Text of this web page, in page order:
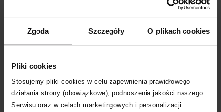
Zgoda Szczegóły O plikach cookies
Pliki cookies
Stosujemy pliki cookies w celu zapewnienia prawidłowego
działania strony (obowiązkowe), podnoszenia jakości naszego
Serwisu oraz w celach marketingowych i personalizacji
Dostawa od 0 zł